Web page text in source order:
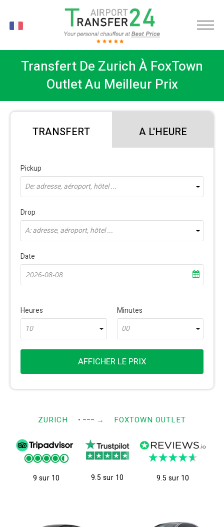
Transfert De Zurich À FoxTown
Outlet Au Meilleur Prix
TRANSFERT A L'HEURE
Pickup
De: adresse, aéroport, hôtel ...
Drop
À: adresse, aéroport, hôtel ...
Date
Heures
10
Minutes
00
AFFICHER LE PRIX
ZURICH • −−− → FOXTOWN OUTLET
9 sur 10 9.5 sur 10 9.5 sur 10